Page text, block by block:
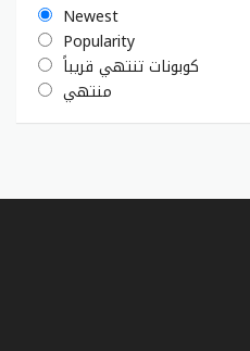
Newest
Popularity
كوبونات تنتهي قريباً
منتهي